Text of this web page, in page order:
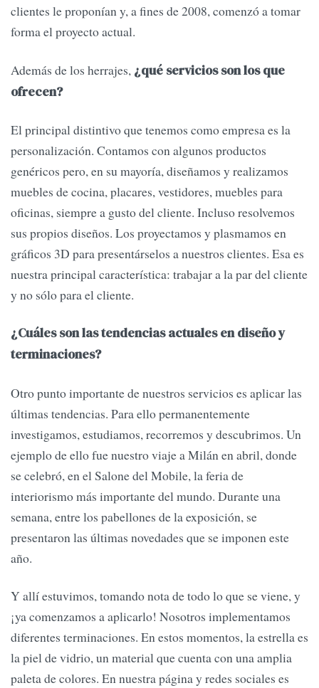
clientes le proponían y, a fines de 2008, comenzó a tomar
forma el proyecto actual.
Además de los herrajes, ¿qué servicios son los que
ofrecen?
El principal distintivo que tenemos como empresa es la
personalización. Contamos con algunos productos
genéricos pero, en su mayoría, diseñamos y realizamos
muebles de cocina, placares, vestidores, muebles para
oficinas, siempre a gusto del cliente. Incluso resolvemos
sus propios diseños. Los proyectamos y plasmamos en
gráficos 3D para presentárselos a nuestros clientes. Esa es
nuestra principal característica: trabajar a la par del cliente
y no sólo para el cliente.
¿Cuáles son las tendencias actuales en diseño y
terminaciones?
Otro punto importante de nuestros servicios es aplicar las
últimas tendencias. Para ello permanentemente
investigamos, estudiamos, recorremos y descubrimos. Un
ejemplo de ello fue nuestro viaje a Milán en abril, donde
se celebró, en el Salone del Mobile, la feria de
interiorismo más importante del mundo. Durante una
semana, entre los pabellones de la exposición, se
presentaron las últimas novedades que se imponen este
año.
Y allí estuvimos, tomando nota de todo lo que se viene, y
¡ya comenzamos a aplicarlo! Nosotros implementamos
diferentes terminaciones. En estos momentos, la estrella es
la piel de vidrio, un material que cuenta con una amplia
paleta de colores. En nuestra página y redes sociales es